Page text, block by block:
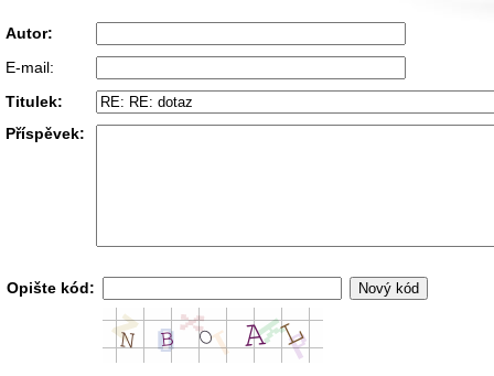
Autor:
E-mail:
Titulek:
Příspěvek:
Opište kód: